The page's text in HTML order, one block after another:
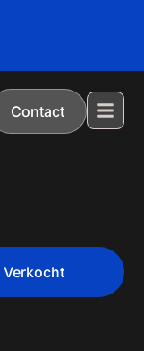
Contact
Verkocht